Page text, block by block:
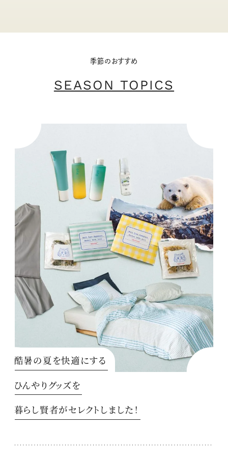
季節のおすすめ
SEASON TOPICS
酷暑の夏を快適にする
ひんやりグッズを
暮らし賢者がセレクトしました！